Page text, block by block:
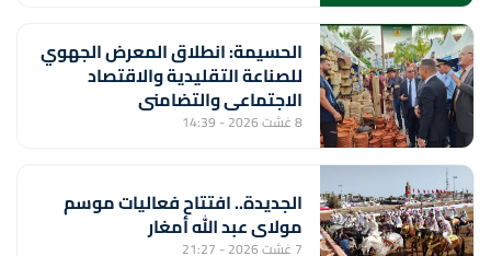
الحسيمة: انطلاق المعرض الجهوي
للصناعة التقليدية والاقتصاد
الاجتماعي والتضامني
8 غشت 2026 - 14:39
الجديدة.. افتتاح فعاليات موسم
مولاي عبد الله أمغار
7 غشت 2026 - 21:27